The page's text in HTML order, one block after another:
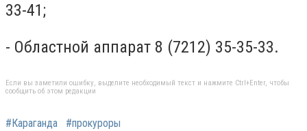
33-41;
- Областной аппарат 8 (7212) 35-35-33.
Если вы заметили ошибку, выделите необходимый текст и нажмите Ctrl+Enter, чтобы
сообщить об этом редакции
#Караганда #прокуроры